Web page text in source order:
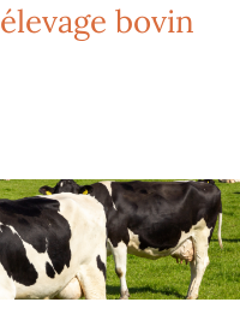
élevage bovin